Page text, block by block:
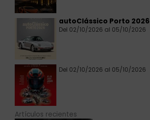
autoClássico Porto 2026
Del 02/10/2026 al 05/10/2026
Del 02/10/2026 al 05/10/2026
Artículos recientes